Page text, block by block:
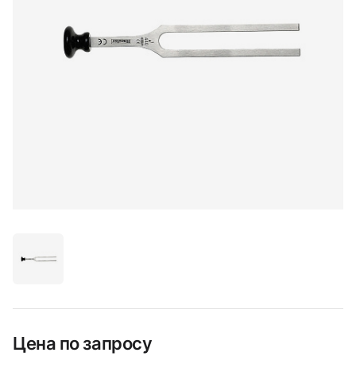
Цена по запросу